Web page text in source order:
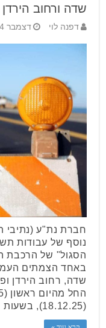
שדה ורחוב הירדן
דפנה לוי דצמבר 14, 2025
חברת נת"ע (נתיבי
נוסף של עבודות
הסגול" של הרכבת
באחד הצמתים
שדה, רחוב הירדן
(18.12.25), בשעות הלילה …